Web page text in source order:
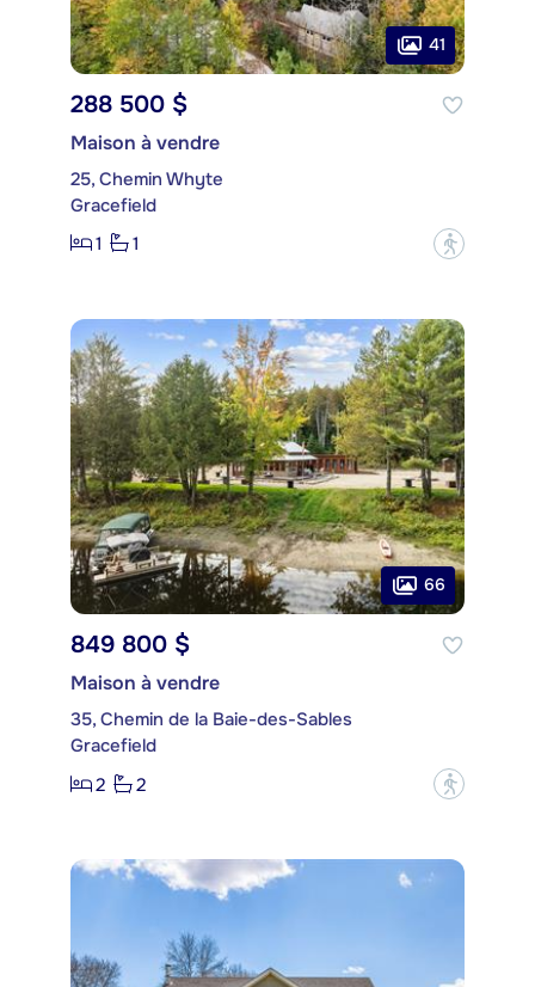
41
288 500 $
Maison à vendre
25, Chemin Whyte
Gracefield
1
1 ?
66
849 800 $
Maison à vendre
35, Chemin de la Baie-des-Sables
Gracefield
2
2 ?